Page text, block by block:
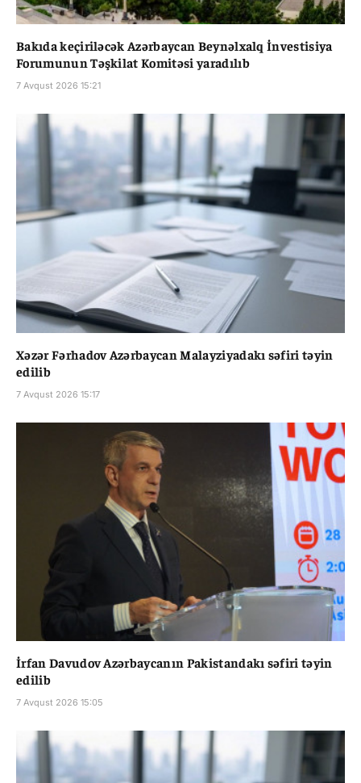
Bakıda keçiriləcək Azərbaycan Beynəlxalq İnvestisiya
Forumunun Təşkilat Komitəsi yaradılıb
7 Avqust 2026 15:21
Xəzər Fərhadov Azərbaycan Malayziyadakı səfiri təyin
edilib
7 Avqust 2026 15:17
İrfan Davudov Azərbaycanın Pakistandakı səfiri təyin
edilib
7 Avqust 2026 15:05